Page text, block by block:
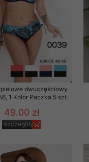
dwuczęściowy
1 Kolor Paczka 5 szt.
49.00 zł
szczegóły